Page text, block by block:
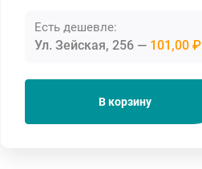
Есть дешевле:
Ул. Зейская, 256 101,00 ₽
В корзину